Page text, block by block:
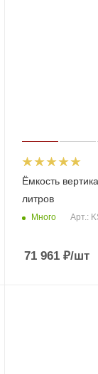
Ёмкость
литров
Много Арт.:
71 961₽/шт